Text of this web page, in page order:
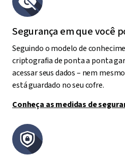
Segurança em que você
Seguindo o modelo de
criptografia de ponta a ponta
acessar seus dados – nem
está guardado no seu cofre.
Conheça as medidas de